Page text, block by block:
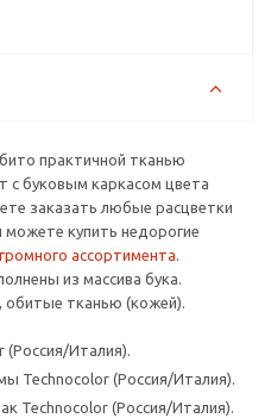
практичной тканью
с буковым каркасом цвета
заказать любые расцветки
купить недорогие
ассортимента.
из массива бука.
обитые тканью (кожей).
Италия).
Technocolor (Россия/Италия).
Technocolor (Россия/Италия).